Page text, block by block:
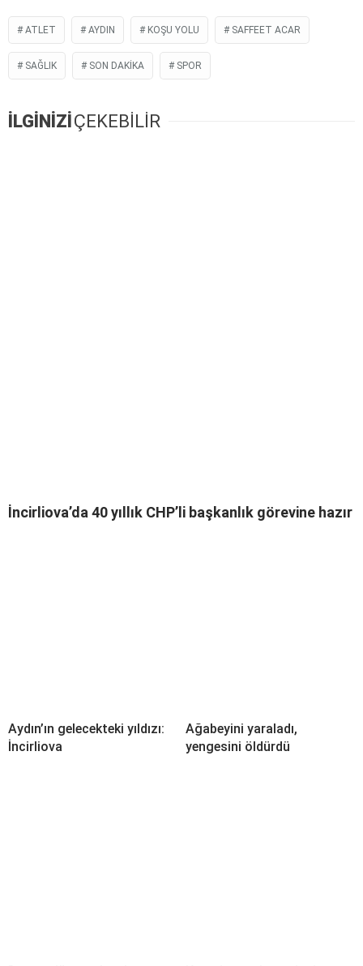
ATLET AYDIN KOŞU YOLU SAFFEET ACAR
SAĞLIK SON DAKIKA SPOR
İLGİNİZİÇEKEBİLİR
İncirliova’da 40 yıllık CHP’li başkanlık görevine hazır
Aydın’ın gelecekteki yıldızı:
İncirliova
Ağabeyini yaraladı,
yengesini öldürdü